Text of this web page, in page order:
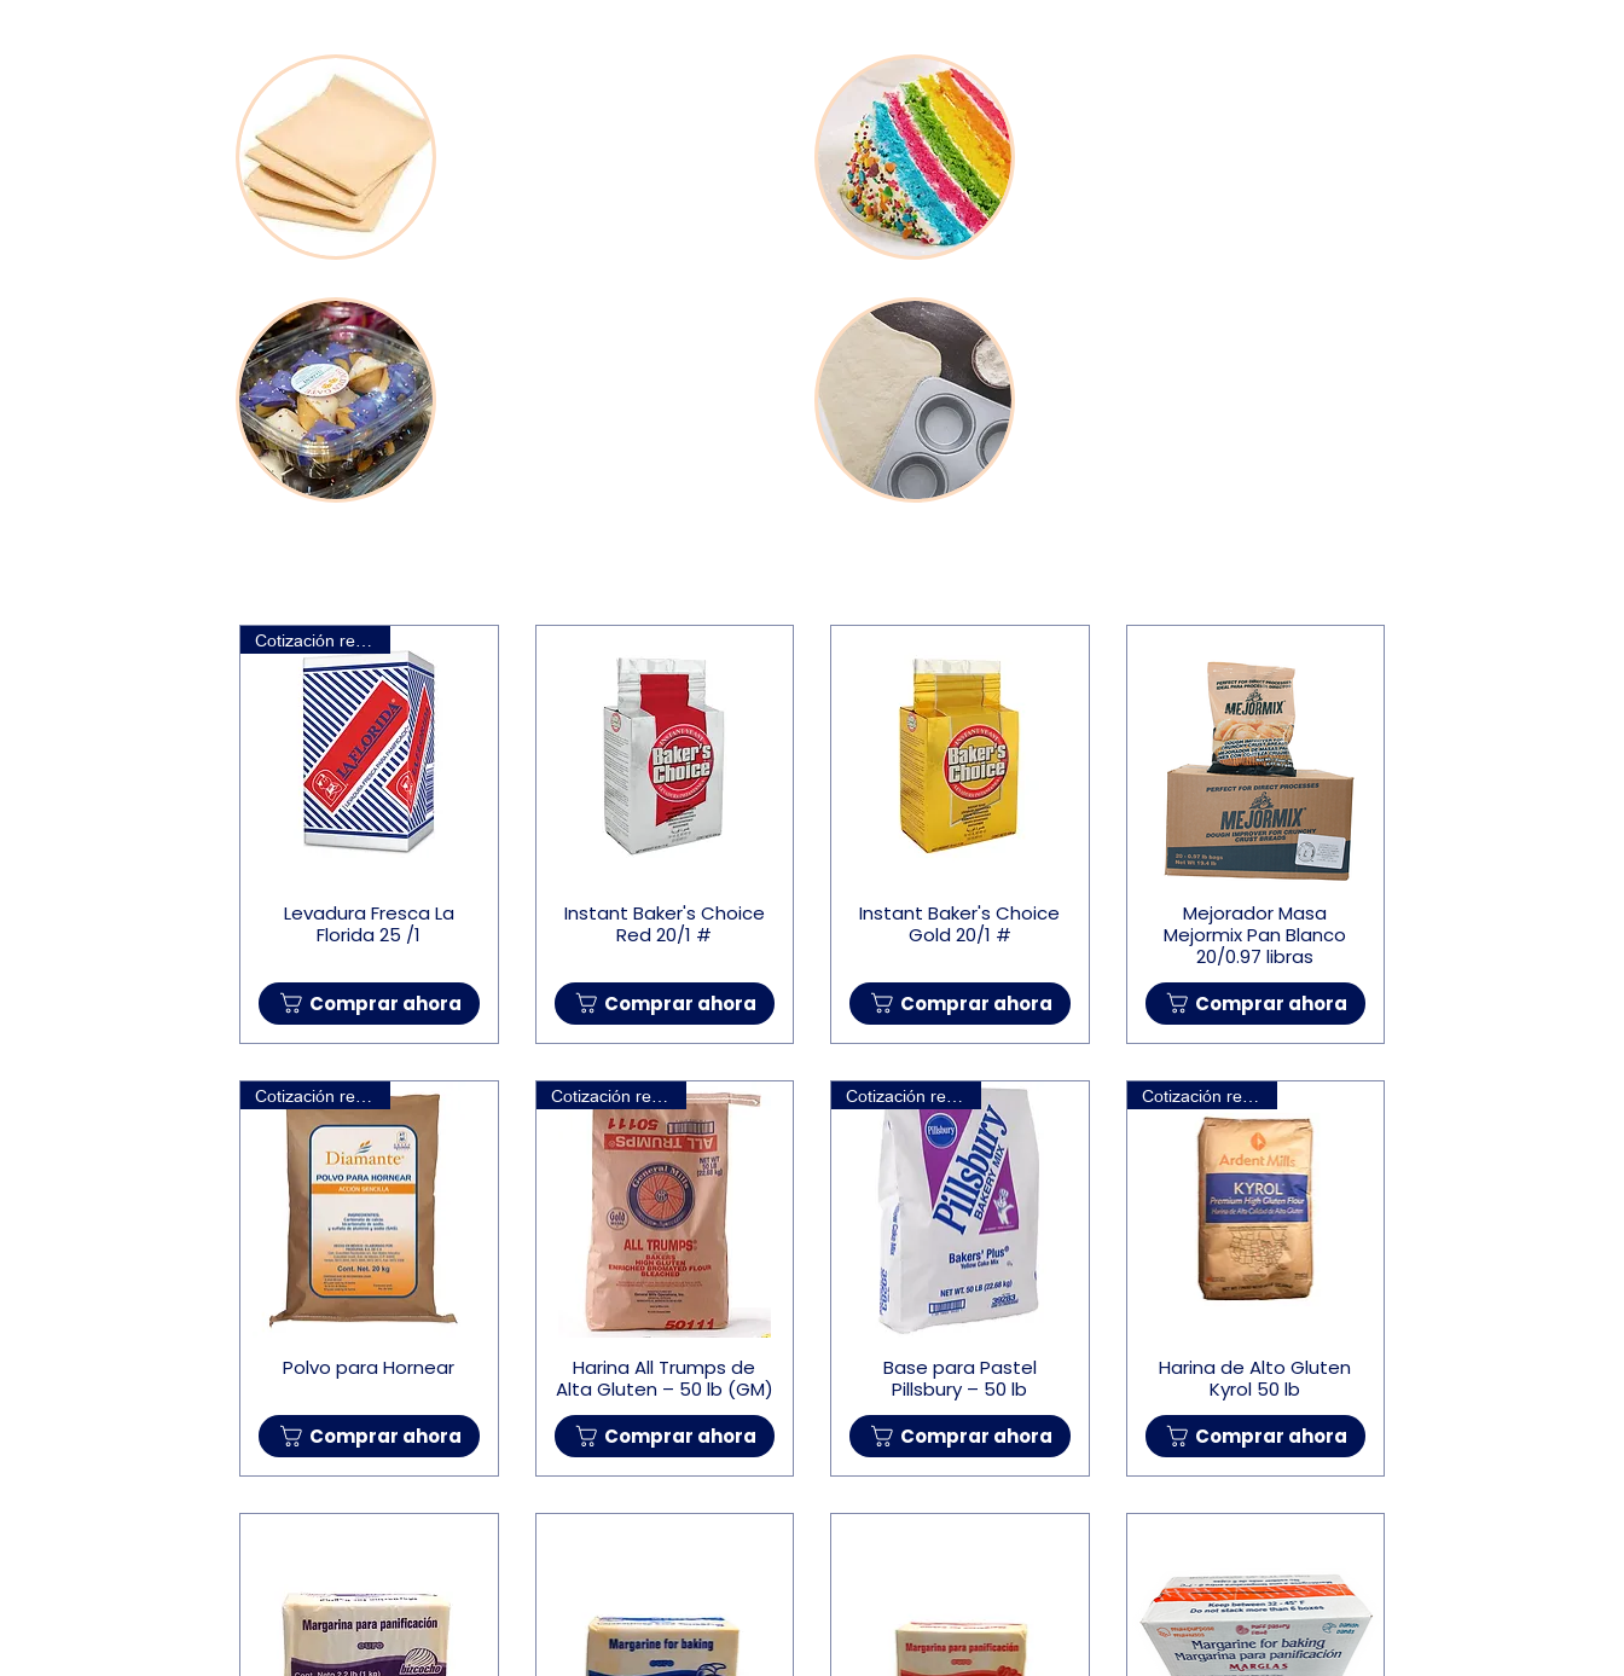
Cotización requerida
Levadura Fresca La
Florida 25 /1
Comprar ahora
Instant Baker's Choice
Red 20/1 #
Comprar ahora
Instant Baker's Choice
Gold 20/1 #
Comprar ahora
Mejorador Masa
Mejormix Pan Blanco
20/0.97 libras
Comprar ahora
Polvo para Hornear
Comprar ahora
Cotización requerida
Harina All Trumps de
Alta Gluten – 50 lb (GM)
Comprar ahora
Base para Pastel
Pillsbury – 50 lb
Comprar ahora
Cotización requerida
Harina de Alto Gluten
Kyrol 50 lb
Comprar ahora